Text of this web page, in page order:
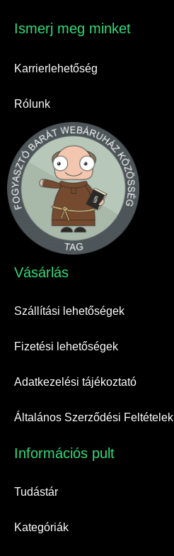
Ismerj meg minket​
Karrierlehetőség
Rólunk
Vásárlás​
Szállítási lehetőségek
Fizetési lehetőségek
Adatkezelési tájékoztató
Általános Szerződési Feltételek
Információs pult​
Tudástár
Kategóriák